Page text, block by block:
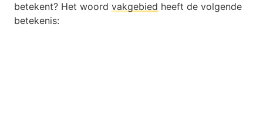
betekent? Het woord vakgebied heeft de volgende
betekenis: